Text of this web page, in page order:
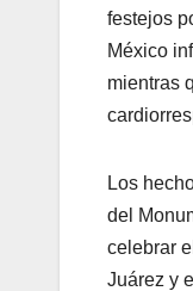
festejos
México
mientras
Los
del
celebrar
Juárez y